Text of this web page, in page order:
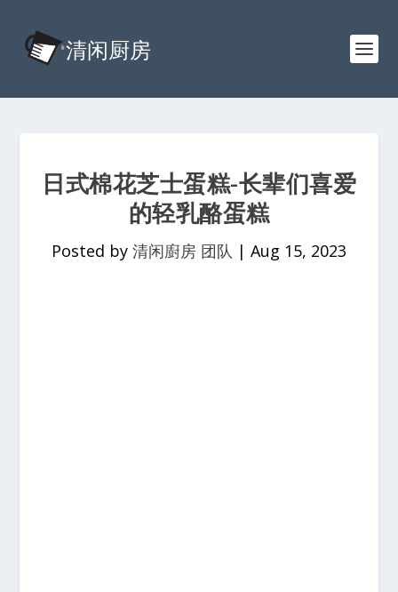
日式棉花芝士蛋糕-长辈们喜爱
的轻乳酪蛋糕
Posted by 清闲廚房 团队 | Aug 15, 2023